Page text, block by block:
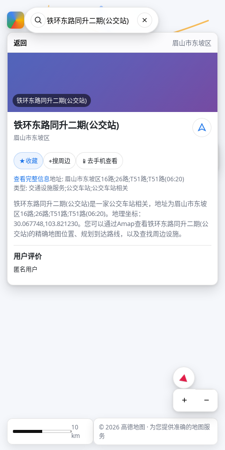
返回 眉山市东坡区
铁环东路同升二期(公交站)
铁环东路同升二期(公交站)
眉山市东坡区
★收藏 ⌖搜周边 📱 去手机查看
查看完整信息地址: 眉山市东坡区16路;26路;T51路;T51路(06:20)
类型: 交通设施服务;公交车站;公交车站相关
铁环东路同升二期(公交站)是一家公交车站相关，地址为眉山市东坡
区16路;26路;T51路;T51路(06:20)。地理坐标：
30.067748,103.821230。您可以通过Amap查看铁环东路同升二期(公
交站)的精确地图位置、规划到达路线，以及查找周边设施。
用户评价
匿名用户
+ −
10
km
© 2026 高德地图 · 为您提供准确的地图服
务